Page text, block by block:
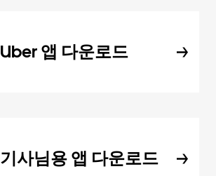
Uber 앱 다운로드
기사님용 앱 다운로드